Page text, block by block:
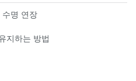
수명 연장
지하는 방법